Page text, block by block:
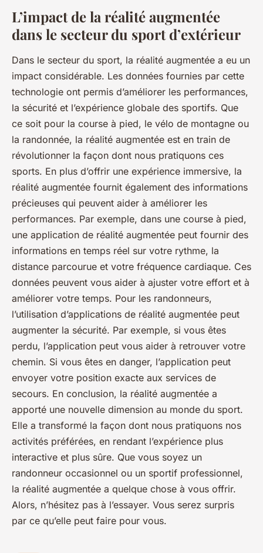
L’impact de la réalité augmentée
dans le secteur du sport d’extérieur
Dans le secteur du sport, la réalité augmentée a eu un
impact considérable. Les données fournies par cette
technologie ont permis d’améliorer les performances,
la sécurité et l’expérience globale des sportifs. Que
ce soit pour la course à pied, le vélo de montagne ou
la randonnée, la réalité augmentée est en train de
révolutionner la façon dont nous pratiquons ces
sports. En plus d’offrir une expérience immersive, la
réalité augmentée fournit également des informations
précieuses qui peuvent aider à améliorer les
performances. Par exemple, dans une course à pied,
une application de réalité augmentée peut fournir des
informations en temps réel sur votre rythme, la
distance parcourue et votre fréquence cardiaque. Ces
données peuvent vous aider à ajuster votre effort et à
améliorer votre temps. Pour les randonneurs,
l’utilisation d’applications de réalité augmentée peut
augmenter la sécurité. Par exemple, si vous êtes
perdu, l’application peut vous aider à retrouver votre
chemin. Si vous êtes en danger, l’application peut
envoyer votre position exacte aux services de
secours. En conclusion, la réalité augmentée a
apporté une nouvelle dimension au monde du sport.
Elle a transformé la façon dont nous pratiquons nos
activités préférées, en rendant l’expérience plus
interactive et plus sûre. Que vous soyez un
randonneur occasionnel ou un sportif professionnel,
la réalité augmentée a quelque chose à vous offrir.
Alors, n’hésitez pas à l’essayer. Vous serez surpris
par ce qu’elle peut faire pour vous.